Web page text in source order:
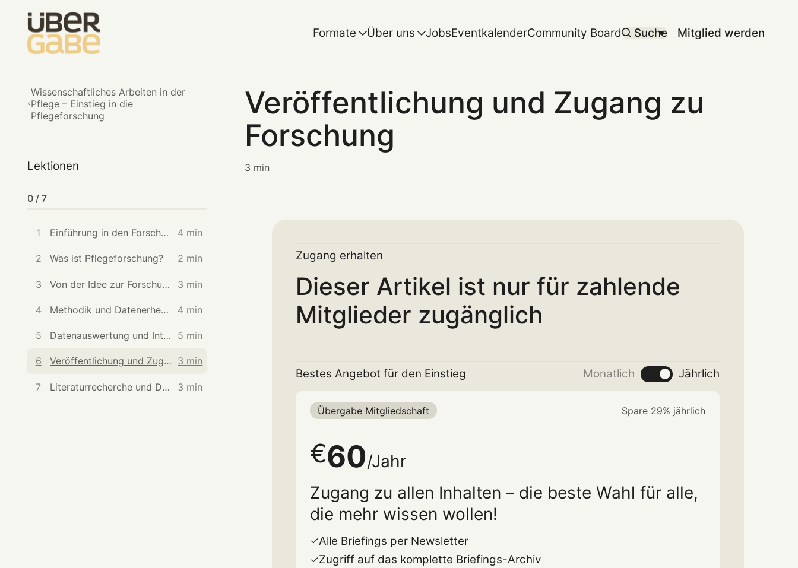
Formate Über uns JobsEventkalenderCommunity Board Suche Mitglied werden
Wissenschaftliches Arbeiten in der
Pflege – Einstieg in die
Pflegeforschung
Lektionen
0 / 7
1 Einführung in den Forschungsprozess 4 min
2 Was ist Pflegeforschung? 2 min
3 Von der Idee zur Forschungsfrage 3 min
4 Methodik und Datenerhebung 4 min
5 Datenauswertung und Interpretation 5 min
6 Veröffentlichung und Zugang zu Forschung 3 min
7 Literaturrecherche und Datenbanken 3 min
Veröffentlichung und Zugang zu
Forschung
3 min
Zugang erhalten
Dieser Artikel ist nur für zahlende
Mitglieder zugänglich
Bestes Angebot für den Einstieg Monatlich Jährlich
Übergabe Mitgliedschaft Spare 29% jährlich
€60/Jahr
Zugang zu allen Inhalten – die beste Wahl für alle,
die mehr wissen wollen!
Alle Briefings per Newsletter
Zugriff auf das komplette Briefings-Archiv